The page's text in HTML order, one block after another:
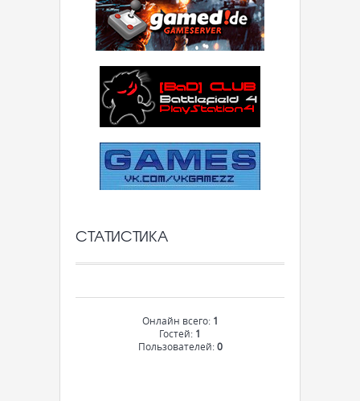
СТАТИСТИКА
Онлайн всего: 1
Гостей: 1
Пользователей:0